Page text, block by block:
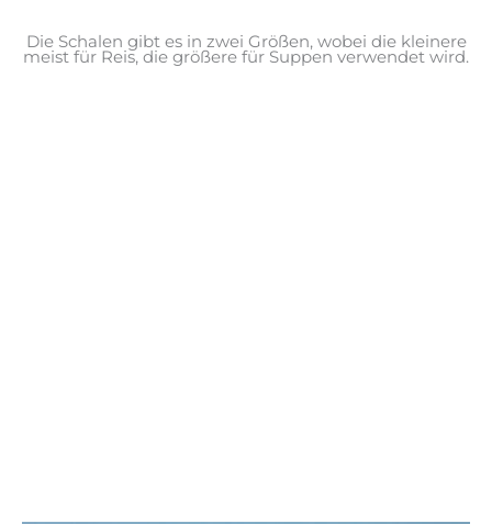
Die Schalen gibt es in zwei Größen, wobei die kleinere
meist für Reis, die größere für Suppen verwendet wird.